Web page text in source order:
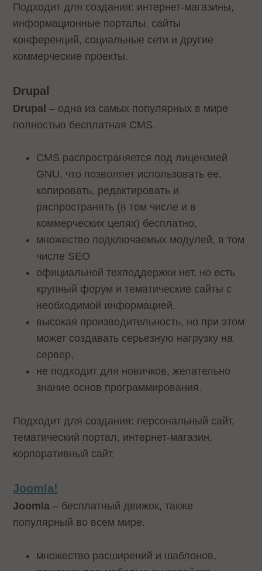
Подходит для создания: интернет-магазины,
информационные порталы, сайты
конференций, социальные сети и другие
коммерческие проекты.
Drupal
Drupal – одна из самых популярных в мире
полностью бесплатная CMS.
CMS распространяется под лицензией
GNU, что позволяет использовать ее,
копировать, редактировать и
распространять (в том числе и в
коммерческих целях) бесплатно,
множество подключаемых модулей, в том
числе SEO
официальной техподдержки нет, но есть
крупный форум и тематические сайты с
необходимой информацией,
высокая производительность, но при этом
может создавать серьезную нагрузку на
сервер,
не подходит для новичков, желательно
знание основ программирования.
Подходит для создания: персональный сайт,
тематический портал, интернет-магазин,
корпоративный сайт.
Joomla!
Joomla – бесплатный движок, также
популярный во всем мире.
множество расширений и шаблонов,